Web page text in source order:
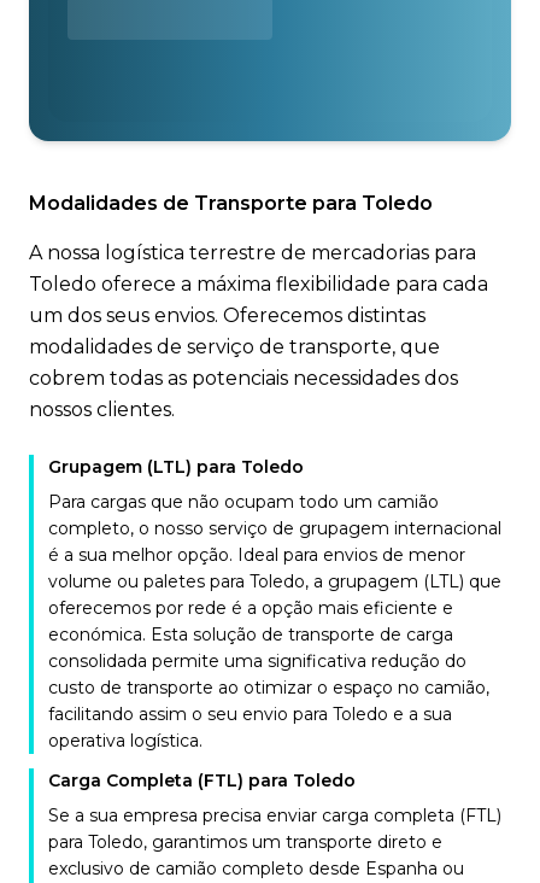
Modalidades de Transporte para Toledo
A nossa logística terrestre de mercadorias para
Toledo oferece a máxima flexibilidade para cada
um dos seus envios. Oferecemos distintas
modalidades de serviço de transporte, que
cobrem todas as potenciais necessidades dos
nossos clientes.
Grupagem (LTL) para Toledo
Para cargas que não ocupam todo um camião
completo, o nosso serviço de grupagem internacional
é a sua melhor opção. Ideal para envios de menor
volume ou paletes para Toledo, a grupagem (LTL) que
oferecemos por rede é a opção mais eficiente e
económica. Esta solução de transporte de carga
consolidada permite uma significativa redução do
custo de transporte ao otimizar o espaço no camião,
facilitando assim o seu envio para Toledo e a sua
operativa logística.
Carga Completa (FTL) para Toledo
Se a sua empresa precisa enviar carga completa (FTL)
para Toledo, garantimos um transporte direto e
exclusivo de camião completo desde Espanha ou